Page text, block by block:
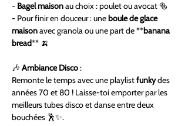
- Bagel maison au choix : poulet ou avocat 🥯
- Pour finir en douceur : une boule de glace
maison avec granola ou une part de **banana
bread** 🍌
🎶 Ambiance Disco :
Remonte le temps avec une playlist funky des
années 70 et 80 ! Laisse-toi emporter par les
meilleurs tubes disco et danse entre deux
bouchées 🕺✨.